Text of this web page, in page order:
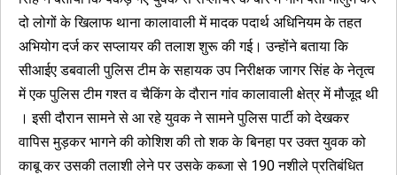
दो लोगों के खिलाफ थाना कालावाली में मादक पदार्थ अधिनियम के तहत
अभियोग दर्ज कर सप्लायर की तलाश शुरू की गई। उन्होंने बताया कि
सीआईए डबवाली पुलिस टीम के सहायक उप निरीक्षक जागर सिंह के नेतृत्व
में एक पुलिस टीम गश्त व चैकिंग के दौरान गांव कालावाली क्षेत्र में मौजूद थी
। इसी दौरान सामने से आ रहे युवक ने सामने पुलिस पार्टी को देखकर
वापिस मुड़कर भागने की कोशिश की तो शक के बिनहा पर उक्त युवक को
काबू कर उसकी तलाशी लेने पर उसके कब्जा से 190 नशीले प्रतिबंधित